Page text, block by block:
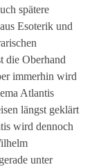
spätere
Esoterik und
die Oberhand
immerhin wird
Atlantis
längst geklärt
wird dennoch
unter